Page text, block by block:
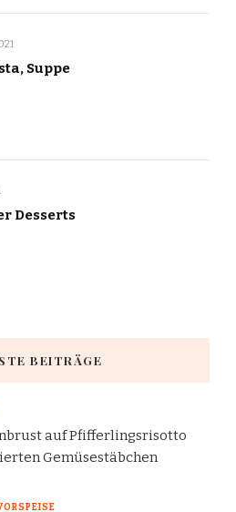
Suppe
Desserts
BEITRÄGE
auf Pfifferlingsrisotto
Gemüsestäbchen